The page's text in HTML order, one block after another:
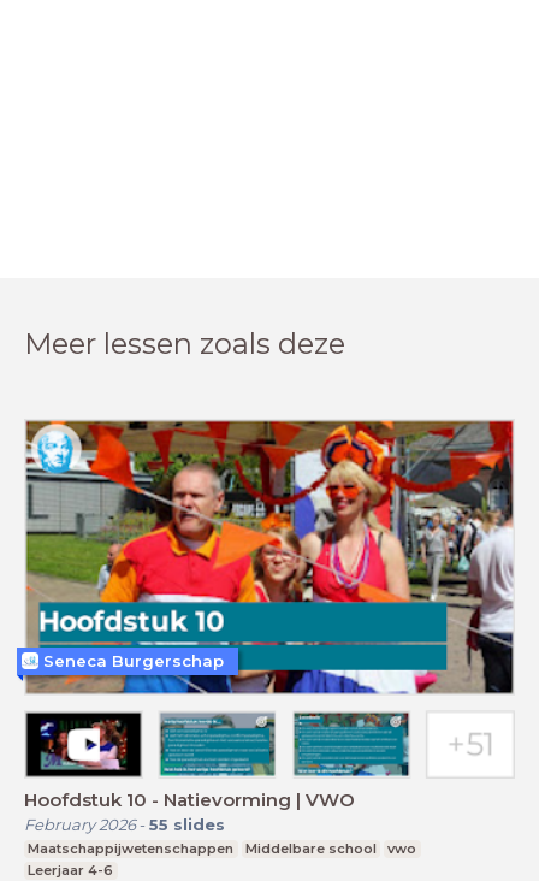
Meer lessen zoals deze
Hoofdstuk 10 - Natievorming | VWO
February 2026- 55 slides
Maatschappijwetenschappen Middelbare school
vwo
Leerjaar 4-6
Seneca Burgerschap